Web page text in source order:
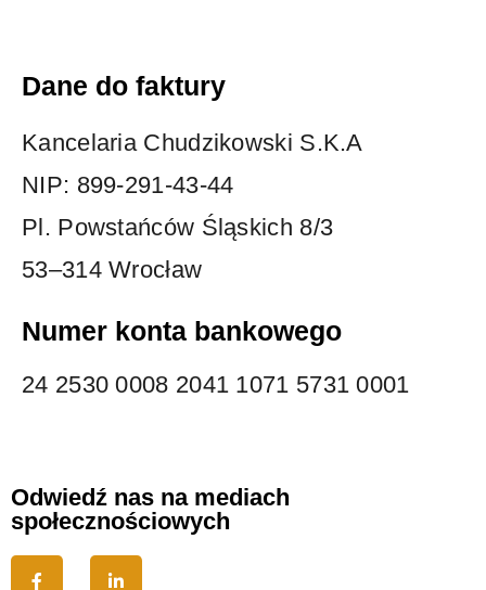
Dane do faktury
Kancelaria Chudzikowski S.K.A
NIP: 899-291-43-44
Pl. Powstańców Śląskich 8/3
53–314 Wrocław
Numer konta bankowego
24 2530 0008 2041 1071 5731 0001
Odwiedź nas na mediach
społecznościowych